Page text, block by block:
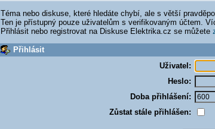
Téma nebo diskuse, které hledáte chybí, ale s větší
Ten je přístupný pouze uživatelům s verifikovaným účtem.
Přihlásit nebo registrovat na Diskuse Elektrika.cz se můžete
Přihlásit
Uživatel:
Heslo:
Doba přihlášení:
Zůstat stále přihlášen: